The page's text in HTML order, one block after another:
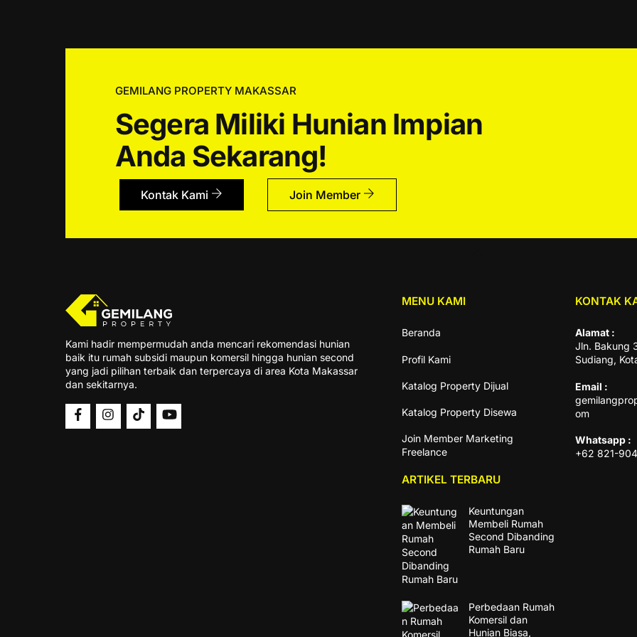
GEMILANG PROPERTY MAKASSAR
Segera Miliki Hunian Impian
Anda Sekarang!
Kontak Kami Join Member
Kami hadir mempermudah anda mencari rekomendasi hunian
baik itu rumah subsidi maupun komersil hingga hunian second
yang jadi pilihan terbaik dan terpercaya di area Kota Makassar
dan sekitarnya.
MENU KAMI
Beranda
Profil Kami
Katalog Property Dijual
Katalog Property Disewa
Join Member Marketing
Freelance
KONTAK
Alamat :
Jln. Bakung
Sudiang,
Email :
om
Whatsapp :
+62 821-
ARTIKEL TERBARU
Keuntungan
Membeli Rumah
Second Dibanding
Rumah Baru
Perbedaan Rumah
Komersil dan
Hunian Biasa,